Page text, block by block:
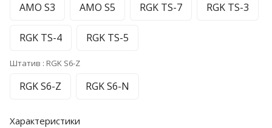
AMO S3 AMO S5 RGK TS-7 RGK TS-3
RGK TS-4 RGK TS-5
Штатив : RGK S6-Z
RGK S6-Z RGK S6-N
Характеристики